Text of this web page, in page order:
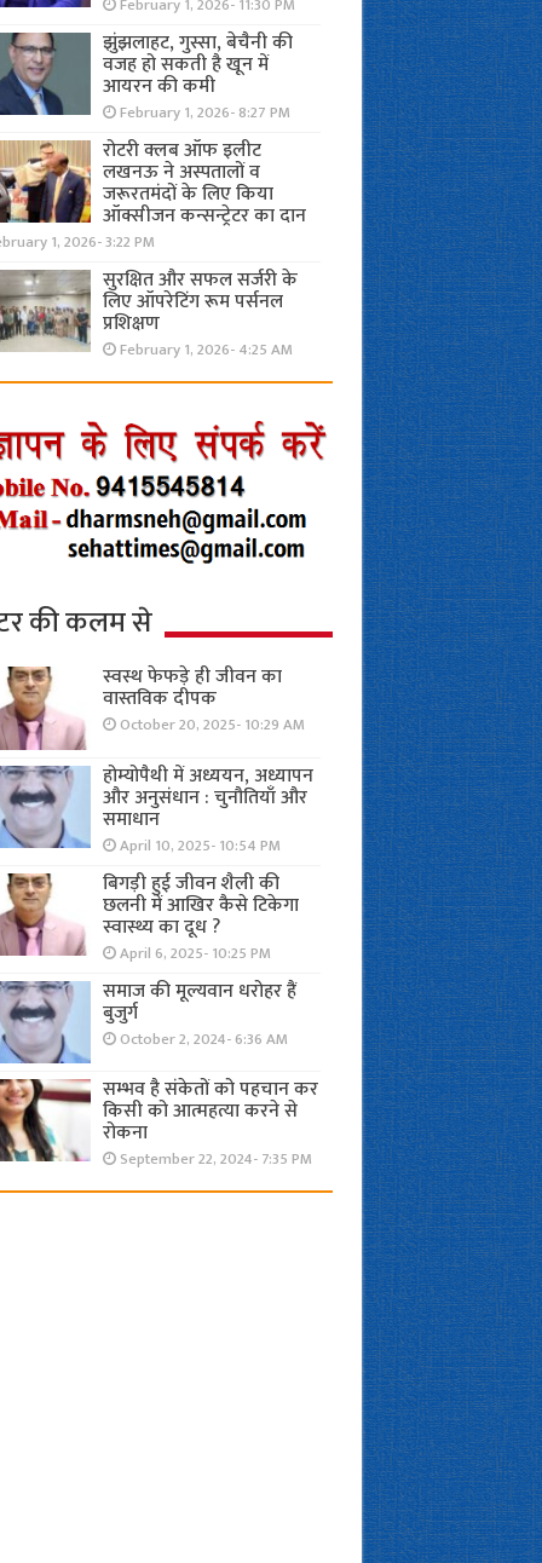
February 1, 2026- 11:30 PM
झुंझलाहट, गुस्सा, बेचैनी की
वजह हो सकती है खून में
आयरन की कमी
February 1, 2026- 8:27 PM
रोटरी क्लब ऑफ इलीट
लखनऊ ने अस्पतालों व
जरूरतमंदों के लिए किया
ऑक्सीजन कन्सन्ट्रेटर का दान
1, 2026- 3:22 PM
सुरक्षित और सफल सर्जरी के
लिए ऑपरेटिंग रूम पर्सनल
प्रशिक्षण
February 1, 2026- 4:25 AM
की कलम से
स्वस्थ फेफड़े ही जीवन का
वास्तविक दीपक
October 20, 2025- 10:29 AM
होम्योपैथी में अध्ययन, अध्यापन
और अनुसंधान : चुनौतियाँ और
समाधान
April 10, 2025- 10:54 PM
बिगड़ी हुई जीवन शैली की
छलनी में आखिर कैसे टिकेगा
स्वास्थ्य का दूध ?
April 6, 2025- 10:25 PM
समाज की मूल्यवान धरोहर हैं
बुजुर्ग
October 2, 2024- 6:36 AM
सम्भव है संकेतों को पहचान कर
किसी को आत्महत्या करने से
रोकना
September 22, 2024- 7:35 PM